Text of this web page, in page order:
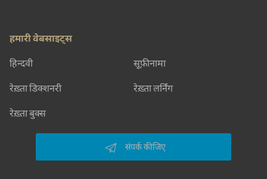
हमारी वेबसाइट्स
हिन्दवी सूफ़ीनामा
रेख़्ता डिक्शनरी रेख़्ता लर्निंग
रेख़्ता बुक्स
संपर्क कीजिए